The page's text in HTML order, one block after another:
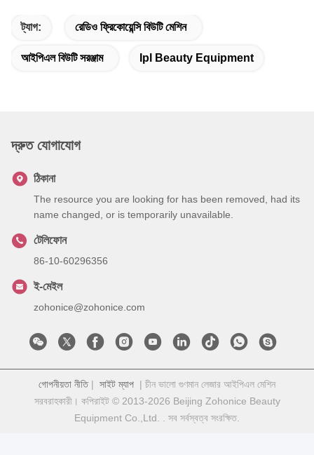
ট্যাগ: রেডিও ফ্রিকোয়েন্সি বিউটি মেশিন
আইপিএল বিউটি সরঞ্জাম Ipl Beauty Equipment
দ্রুত যোগাযোগ
ঠিকানা
The resource you are looking for has been removed, had its
name changed, or is temporarily unavailable.
টেলিফোন
86-10-60296356
ই-মেইল
zohonice@zohonice.com
গোপনীয়তা নীতি| সাইট ম্যাপ | চীন ভালো গুণমান লেজার আইপিএল মেশিন
সরবরাহকারী। কপিরাইট © 2013-2026 Beijing Zohonice Beauty
Equipment Co.,Ltd. . সব সর্বস্বত্ব সংরক্ষিত.